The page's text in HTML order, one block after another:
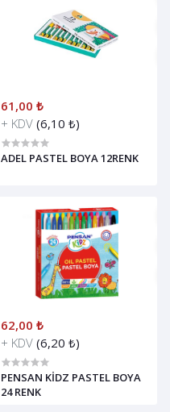
61,00 ₺
+ KDV (6,10 ₺)
ADEL PASTEL BOYA 12RENK
62,00 ₺
+ KDV (6,20 ₺)
PENSAN KİDZ PASTEL BOYA
24 RENK